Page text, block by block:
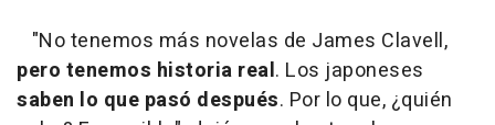
"No tenemos más novelas de James Clavell,
pero tenemos historia real. Los japoneses
saben lo que pasó después. Por lo que, ¿quién